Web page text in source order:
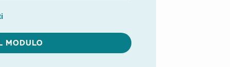
MODULO